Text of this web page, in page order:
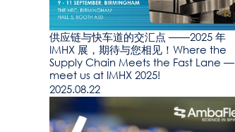
供应链与快车道的交汇点 ——2025 年
IMHX 展，期待与您相见！Where the
Supply Chain Meets the Fast Lane —
meet us at IMHX 2025!
2025.08.22